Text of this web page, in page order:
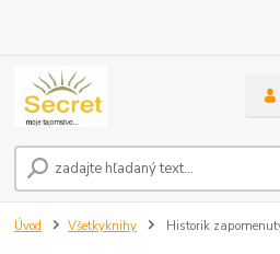
Úvod Všetkyknihy Historik